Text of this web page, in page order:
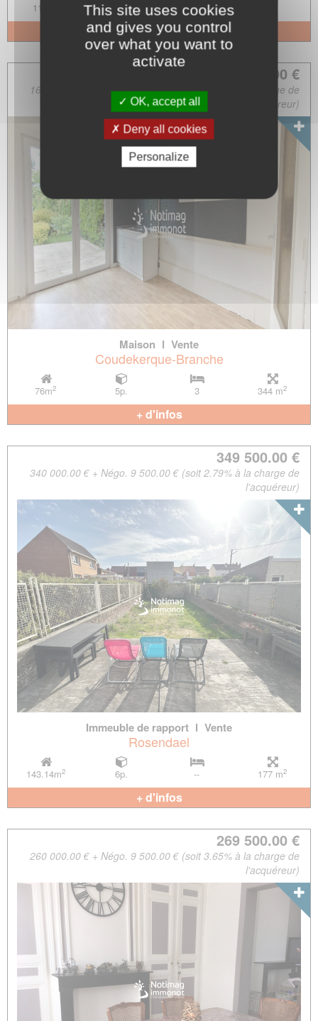
114m 5p. 3
+ d'infos
172 500.00 €
165 000.00 € + Négo. 7 500.00 € (soit 4.55% à la charge de
l'acquéreur)
Maison l Vente
Coudekerque-Branche
76m2 5p. 3 344 m2
+ d'infos
349 500.00 €
340 000.00 € + Négo. 9 500.00 € (soit 2.79% à la charge de
l'acquéreur)
Immeuble de rapport l Vente
Rosendael
143.14m2 6p. -- 177 m2
+ d'infos
269 500.00 €
260 000.00 € + Négo. 9 500.00 € (soit 3.65% à la charge de
l'acquéreur)
This site uses cookies
and gives you control
over what you want to
activate
OK, accept all
Deny all cookies
Personalize